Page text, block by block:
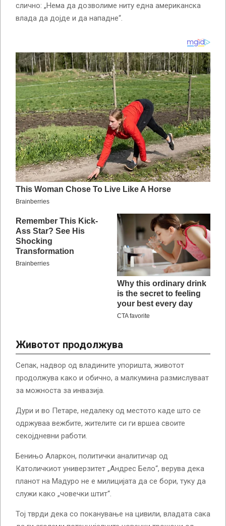
слично: „Нема да дозволиме ниту една американска
влада да дојде и да нападне“.
Животот продолжува
Сепак, надвор од владините упоришта, животот
продолжува како и обично, а малкумина размислуваат
за можноста за инвазија.
Дури и во Петаре, недалеку од местото каде што се
одржуваа вежбите, жителите си ги вршеа своите
секојдневни работи.
Бенињо Аларкон, политички аналитичар од
Католичкиот универзитет „Андрес Бело“, верува дека
планот на Мадуро не е милицијата да се бори, туку да
служи како „човечки штит“.
Тој тврди дека со поканување на цивили, владата сака